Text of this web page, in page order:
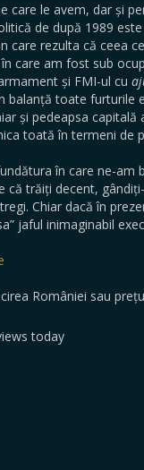
care le avem, dar și
de după 1989
care rezulta că ceea
care am fost sub
și FMI-ul cu
balanță toate furturile
și pedeapsa
toată în termeni de
în care ne-
că trăiți decent,
Chiar dacă în
jaful inimaginabil
României sau
today